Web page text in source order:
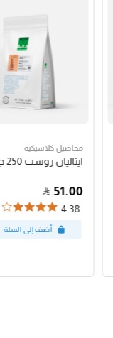
محاصيل كلاسيكية
ايتاليان روست 250 جرام
51.00
4.38